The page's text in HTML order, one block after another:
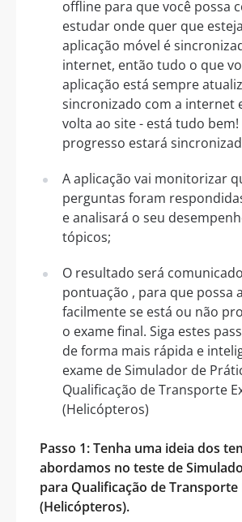
offline para que você possa
estudar onde quer que
aplicação móvel é
internet, então tudo o que
aplicação está sempre
sincronizado com a internet
volta ao site - está tudo bem!
progresso estará
A aplicação vai monitorizar
perguntas foram
e analisará o seu
tópicos;
O resultado será
pontuação , para que possa
facilmente se está ou não
o exame final. Siga estes
de forma mais rápida e
exame de Simulador de
Qualificação de Transporte
(Helicópteros)
Passo 1: Tenha uma ideia dos
abordamos no teste de
para Qualificação de Transporte
(Helicópteros).